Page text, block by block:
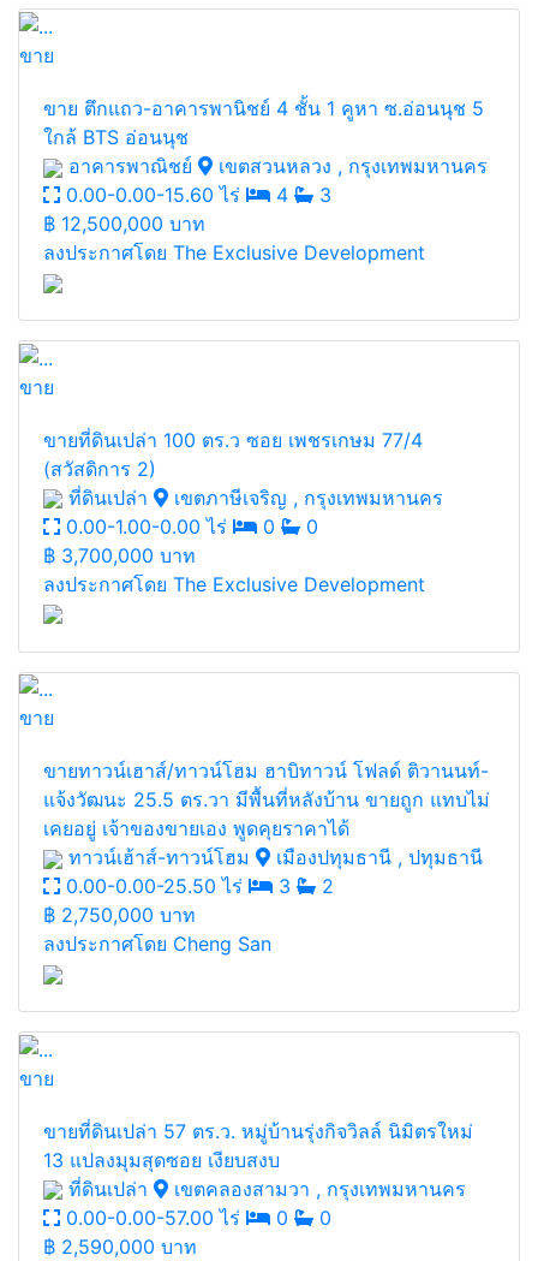
ขาย
ขาย ตึกแถว-อาคารพานิชย์ 4 ชั้น 1 คูหา ซ.อ่อนนุช 5
ใกล้ BTS อ่อนนุช
อาคารพาณิชย์
เขตสวนหลวง , กรุงเทพมหานคร
0.00-0.00-15.60 ไร่
4
3
฿ 12,500,000 บาท
ลงประกาศโดย The Exclusive Development
ขาย
ขายที่ดินเปล่า 100 ตร.ว ซอย เพชรเกษม 77/4
(สวัสดิการ 2)
ที่ดินเปล่า
เขตภาษีเจริญ , กรุงเทพมหานคร
0.00-1.00-0.00 ไร่
0
0
฿ 3,700,000 บาท
ลงประกาศโดย The Exclusive Development
ขาย
ขายทาวน์เฮาส์/ทาวน์โฮม ฮาบิทาวน์ โฟลด์ ติวานนท์-
แจ้งวัฒนะ 25.5 ตร.วา มีพื้นที่หลังบ้าน ขายถูก แทบไม่
เคยอยู่ เจ้าของขายเอง พูดคุยราคาได้
ทาวน์เฮ้าส์-ทาวน์โฮม
เมืองปทุมธานี , ปทุมธานี
0.00-0.00-25.50 ไร่
3
2
฿ 2,750,000 บาท
ลงประกาศโดย Cheng San
ขาย
ขายที่ดินเปล่า 57 ตร.ว. หมู่บ้านรุ่งกิจวิลล์ นิมิตรใหม่
13 แปลงมุมสุดซอย เงียบสงบ
ที่ดินเปล่า
เขตคลองสามวา , กรุงเทพมหานคร
0.00-0.00-57.00 ไร่
0
0
฿ 2,590,000 บาท